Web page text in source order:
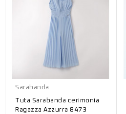
Sarabanda
Tuta Sarabanda cerimonia
Ragazza Azzurra 8473